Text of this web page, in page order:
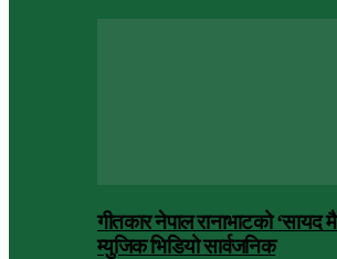
गीतकार नेपाल रानाभाटको
म्युजिक भिडियो सार्वजनिक